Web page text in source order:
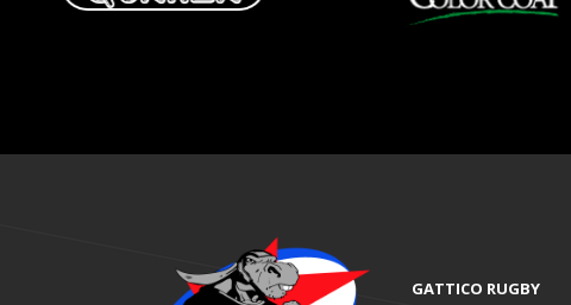
GATTICO RUGBY